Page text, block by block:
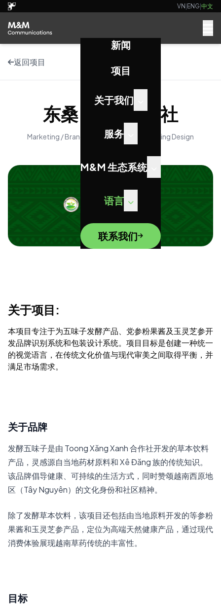
VN|ENG|中文
新闻
项目
关于我们
服务
M&M 生态系统
语言
联系我们
返回项目
东桑 xanh 合作社
Marketing / Branding / Marketing / Packaging Design
关于项目:
本项目专注于为五味子发酵产品、党参粉果酱及玉灵芝参开
发品牌识别系统和包装设计系统。项目目标是创建一种统一
的视觉语言，在传统文化价值与现代审美之间取得平衡，并
满足市场需求。
关于品牌
发酵五味子是由 Toong Xăng Xanh 合作社开发的草本饮料
产品，灵感源自当地药材原料和 Xê Đăng 族的传统知识。
该品牌倡导健康、可持续的生活方式，同时赞颂越南西原地
区（Tây Nguyên）的文化身份和社区精神。
除了发酵草本饮料，该项目还包括由当地原料开发的等参粉
果酱和玉灵芝参产品，定位为高端天然健康产品，通过现代
消费体验展现越南草药传统的丰富性。
目标